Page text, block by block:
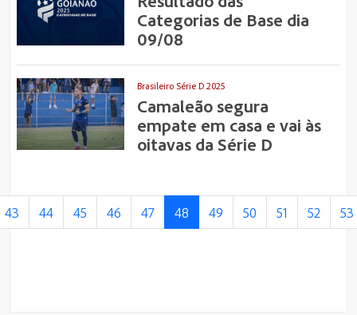
Categorias de Base dia
09/08
Brasileiro Série D 2025
Camaleão segura
empate em casa e vai às
oitavas da Série D
43 44 45 46 47 48 49 50 51 52 53